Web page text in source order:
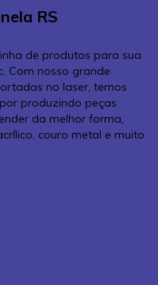
RS
de produtos para sua
Com nosso grande
no laser, temos
produzindo peças
da melhor forma,
couro metal e muito